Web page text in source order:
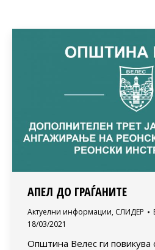
АПЕЛ ДО ГРАЃАНИТЕ
Актуелни информации, СЛИДЕР
18/03/2021
Општина Велес ги повикува